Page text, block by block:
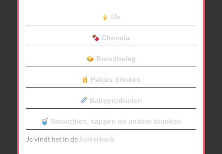
IJs
Chocola
Broodbeleg
Pakjes drinken
Babyproducten
Smoothies, sappen en andere dranken
Je vindt het in de Suikerbank